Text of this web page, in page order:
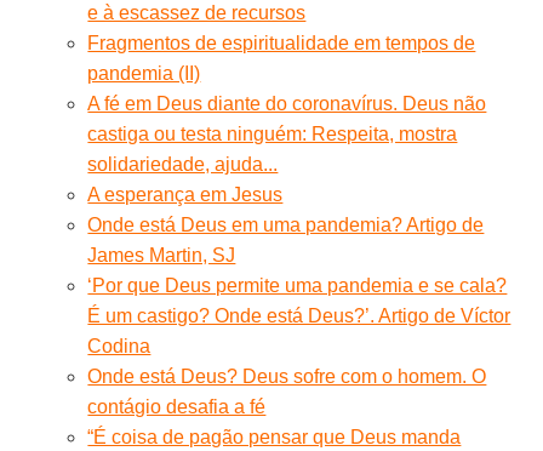
e à escassez de recursos
Fragmentos de espiritualidade em tempos de
pandemia (II)
A fé em Deus diante do coronavírus. Deus não
castiga ou testa ninguém: Respeita, mostra
solidariedade, ajuda...
A esperança em Jesus
Onde está Deus em uma pandemia? Artigo de
James Martin, SJ
‘Por que Deus permite uma pandemia e se cala?
É um castigo? Onde está Deus?’. Artigo de Víctor
Codina
Onde está Deus? Deus sofre com o homem. O
contágio desafia a fé
“É coisa de pagão pensar que Deus manda